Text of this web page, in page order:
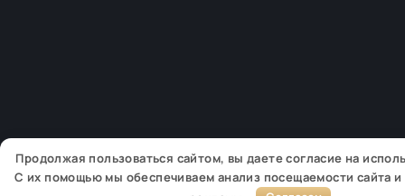
Продолжая пользоваться сайтом, вы даете согласие на
С их помощью мы обеспечиваем анализ посещаемости сайта и